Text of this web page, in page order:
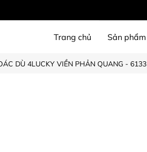
Trang chủ Sản phẩm
DÙ 4LUCKY VIỀN PHẢN QUANG - 6133